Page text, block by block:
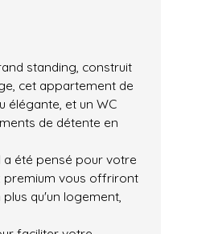
standing, construit
cet appartement de
élégante, et un WC
de détente en
a été pensé pour votre
premium vous offriront
qu'un logement,